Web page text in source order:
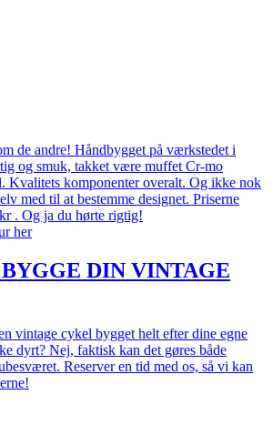
de andre! Håndbygget på værkstedet i
og smuk, takket være muffet Cr-mo
Kvalitets komponenter overalt. Og ikke nok
med til at bestemme designet. Priserne
. Og ja du hørte rigtig!
her
DIN VINTAGE
vintage cykel bygget helt efter dine egne
dyrt? Nej, faktisk kan det gøres både
Reserver en tid med os, så vi kan